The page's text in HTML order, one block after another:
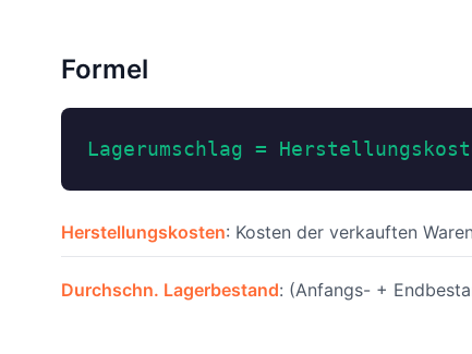
Formel
Lagerumschlag =
Herstellungskosten: Kosten der verkauften Waren
Durchschn. Lagerbestand: (Anfangs- +